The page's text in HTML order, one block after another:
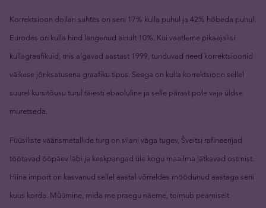
Korrektsioon dollari suhtes on seni 17% kulla puhul ja 42% hõbeda puhul.
Eurodes on kulla hind langenud ainult 10%. Kui vaatleme pikaajalisi
kullagraafikuid, mis algavad aastast 1999, tunduvad need korrektsioonid
väikese jõnksatusena graafiku tipus. Seega on kulla korrektsioon sellel
suurel kursitõusu turul täiesti ebaoluline ja selle pärast pole vaja üldse
muretseda.
Füüsiliste väärismetallide turg on siiani väga tugev, Šveitsi rafineerijad
töötavad ööpäev läbi ja keskpangad üle kogu maailma jätkavad ostmist.
Hiina import on kasvanud sellel aastal võrreldes möödunud aastaga seni
kuus korda. Müümine, mida me praegu näeme, toimub peamiselt